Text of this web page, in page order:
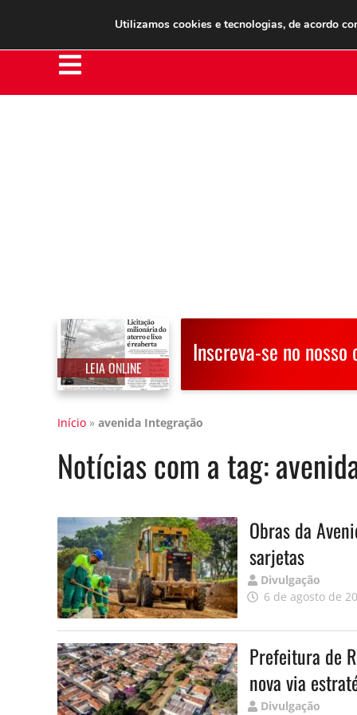
Clube do Assinante Área do Assinante
LEIA ONLINE
Inscreva-se no nosso
Início » avenida Integração
Notícias com a tag:
Obras da
sarjetas
Publicado
por
Divulgação
6 de agosto de
Prefeitura de
nova via
Publicado
Divulgação
Utilizamos cookies e tecnologias, de acordo